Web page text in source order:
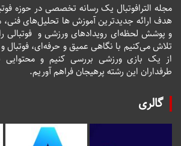
مجله الترافوتبال یک رسانه تخصصی در حوزه
هدف ارائه جدیدترین آموزش ها تحلیل‌های
و پوشش لحظه‌ای رویدادهای ورزشی و فوتبالی
تلاش می‌کنیم با نگاهی عمیق و حرفه‌ای، فوتبال
از یک بازی ورزشی بررسی کنیم و محتوایی
طرفداران این رشته پرهیجان فراهم آوریم.
گالری